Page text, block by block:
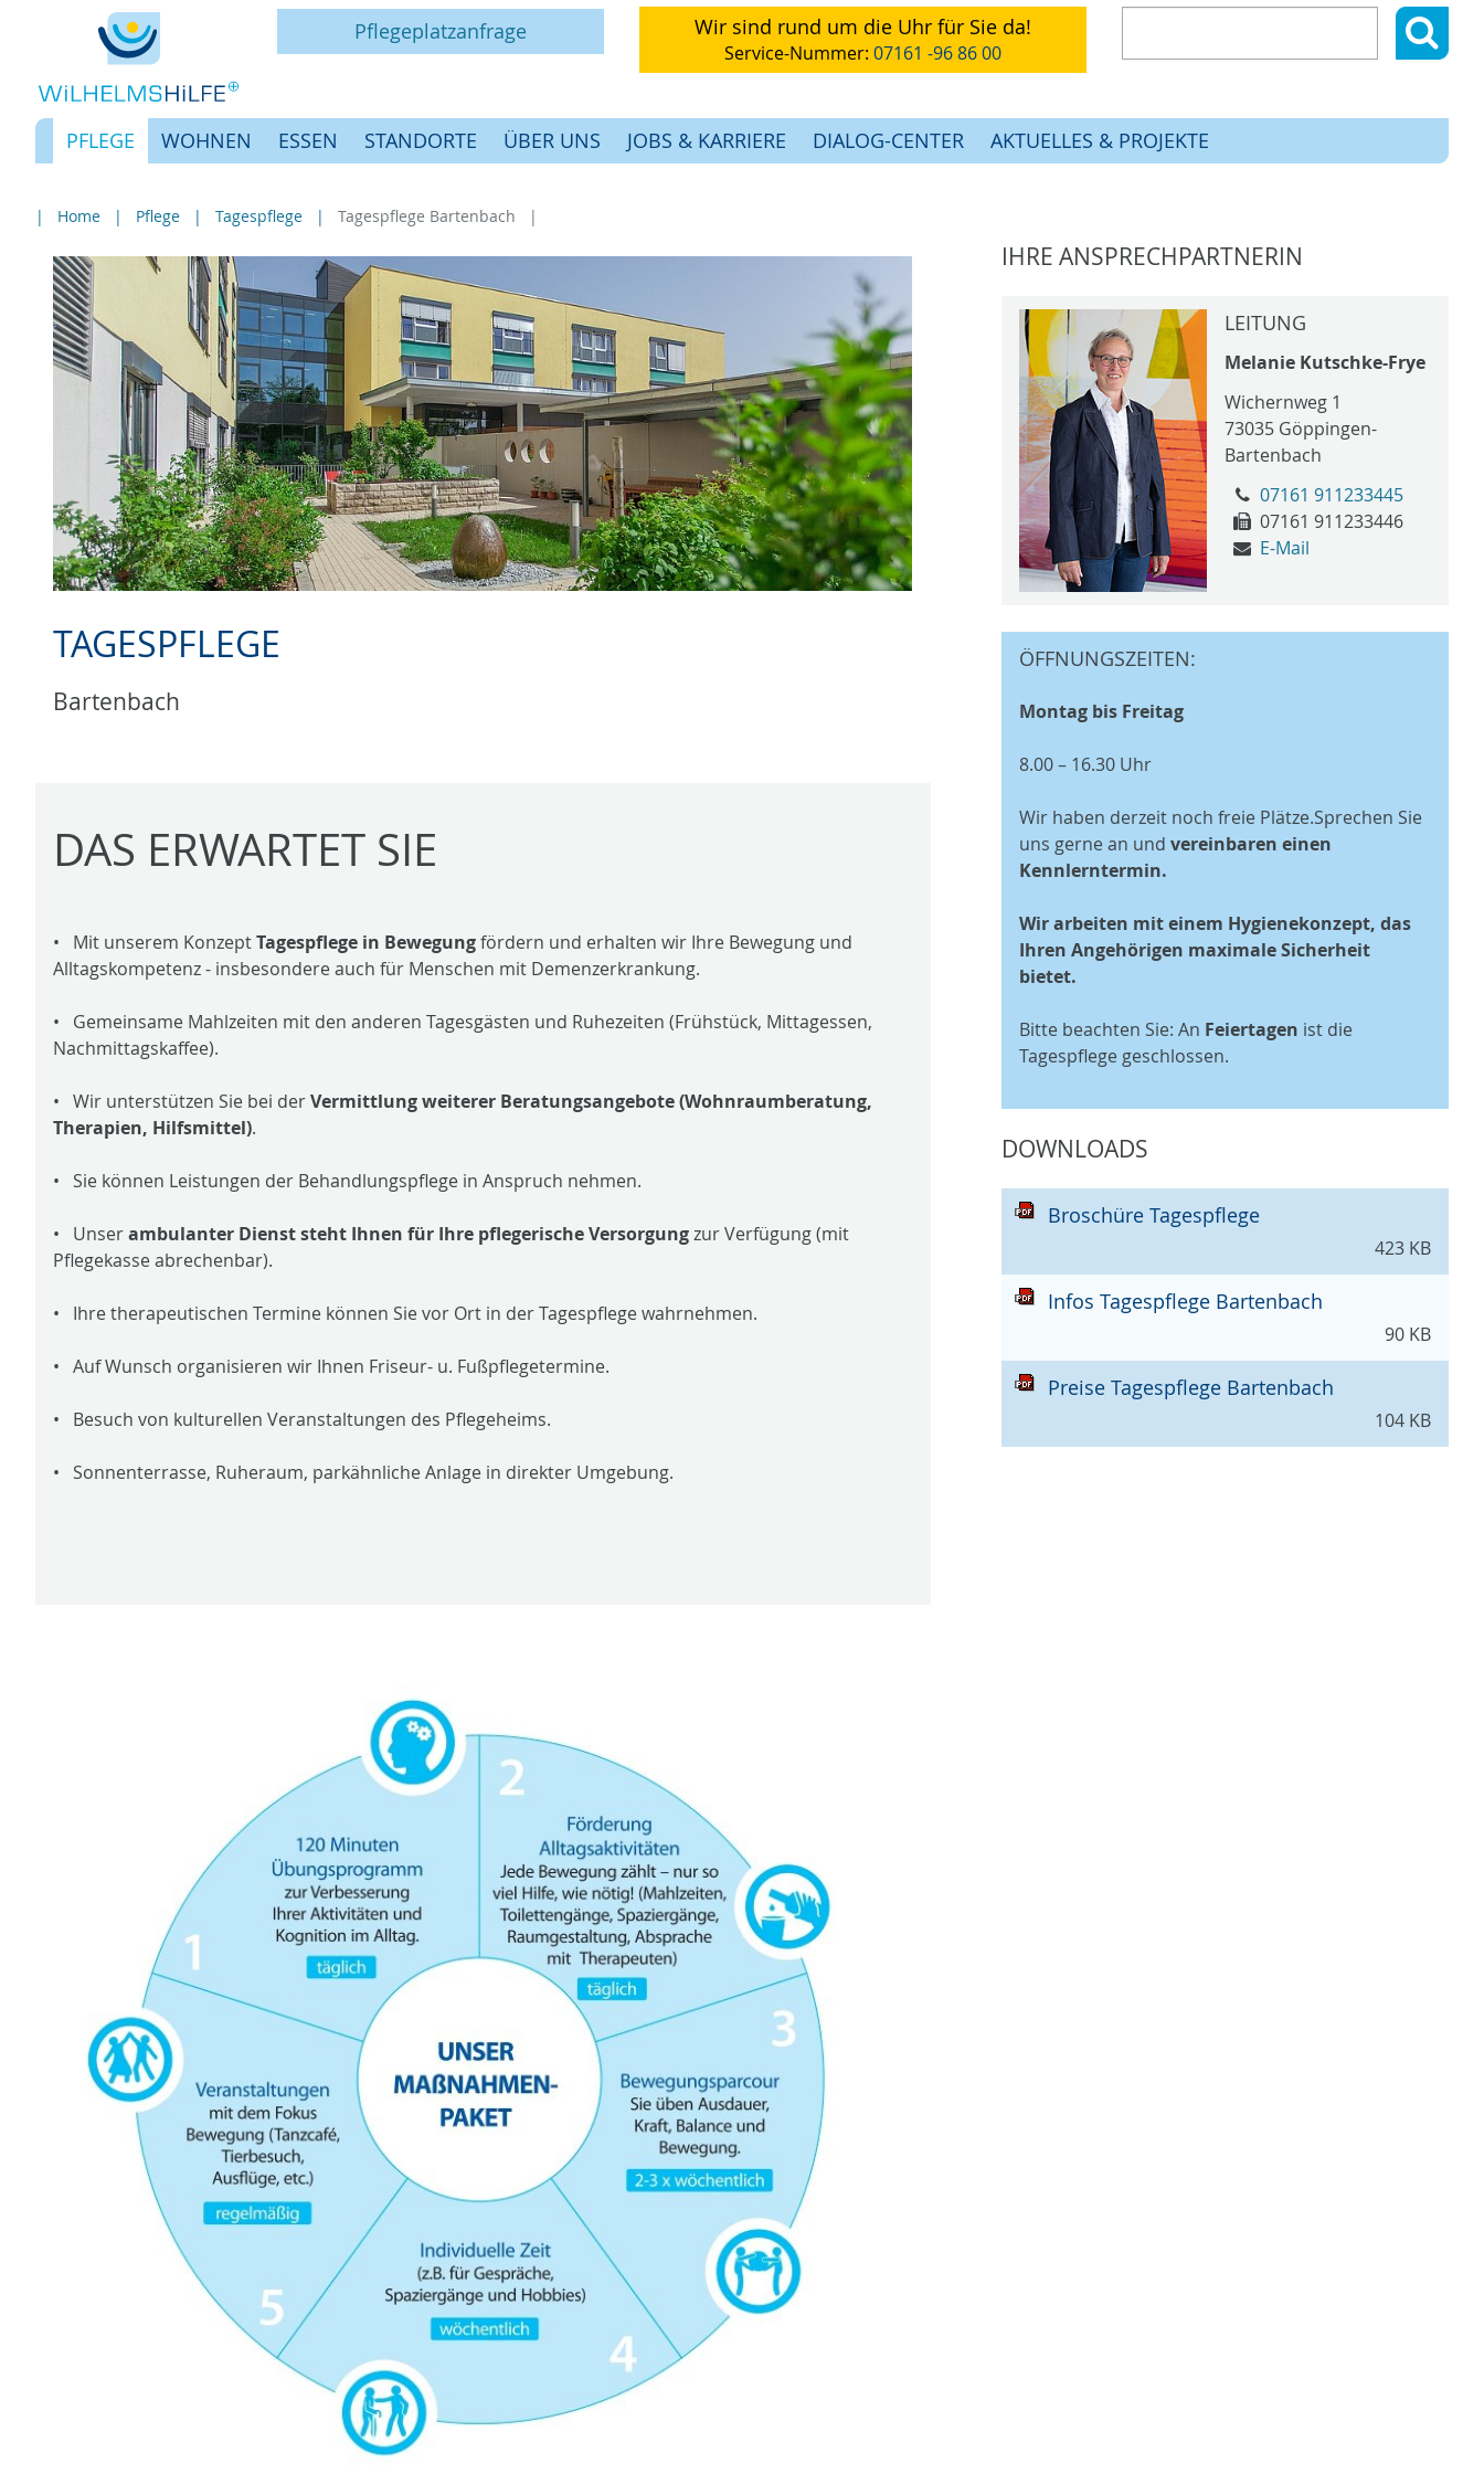
Suchen:
Pflegeplatzanfrage Wir sind rund um die Uhr für Sie da!
Service-Nummer: 07161 -96 86 00
PFLEGE WOHNEN ESSEN STANDORTE ÜBER UNS JOBS & KARRIERE DIALOG-CENTER AKTUELLES & PROJEKTE
Home Pflege Tagespflege Tagespflege Bartenbach
TAGESPFLEGE
Bartenbach
DAS ERWARTET SIE
• Mit unserem KonzeptTagespflege in Bewegungfördern und erhalten wir Ihre Bewegung und
Alltagskompetenz - insbesondere auch für Menschen mit Demenzerkrankung.
• Gemeinsame Mahlzeiten mit den anderen Tagesgästen und Ruhezeiten (Frühstück, Mittagessen,
Nachmittagskaffee).
• Wir unterstützen Sie bei derVermittlung weiterer Beratungsangebote (Wohnraumberatung,
Therapien, Hilfsmittel).
• Sie können Leistungen der Behandlungspflege in Anspruch nehmen.
• Unserambulanter Dienst steht Ihnen für Ihre pflegerische Versorgungzur Verfügung (mit
Pflegekasse abrechenbar).
• Ihre therapeutischen Termine können Sie vor Ort in der Tagespflege wahrnehmen.
• Auf Wunsch organisieren wir Ihnen Friseur- u. Fußpflegetermine.
• Besuch von kulturellen Veranstaltungen des Pflegeheims.
• Sonnenterrasse, Ruheraum, parkähnliche Anlage in direkter Umgebung.
IHRE ANSPRECHPARTNERIN
LEITUNG
Melanie Kutschke-Frye
Wichernweg 1
73035 Göppingen-
Bartenbach
07161 911233445
07161 911233446
E-Mail
ÖFFNUNGSZEITEN:
Montag bis Freitag
8.00 – 16.30 Uhr
Wir haben derzeit noch freie Plätze.Sprechen Sie
uns gerne an und vereinbaren einen
Kennlerntermin.
Wir arbeiten mit einem Hygienekonzept, das
Ihren Angehörigen maximale Sicherheit
bietet.
Bitte beachten Sie: An Feiertagen ist die
Tagespflege geschlossen.
DOWNLOADS
Broschüre Tagespflege
423 KB
Infos Tagespflege Bartenbach
90 KB
Preise Tagespflege Bartenbach
104 KB